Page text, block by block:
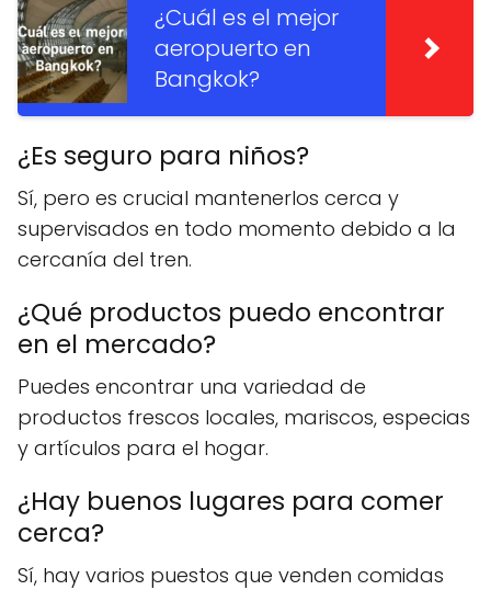
¿Cuál es el mejor
aeropuerto en
Bangkok?
¿Es seguro para niños?
Sí, pero es crucial mantenerlos cerca y
supervisados en todo momento debido a la
cercanía del tren.
¿Qué productos puedo encontrar
en el mercado?
Puedes encontrar una variedad de
productos frescos locales, mariscos, especias
y artículos para el hogar.
¿Hay buenos lugares para comer
cerca?
Sí, hay varios puestos que venden comidas